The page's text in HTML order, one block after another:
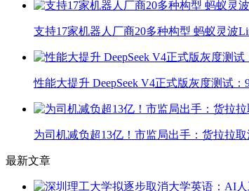
支持17家机器人厂商20多种构型 蚂蚁灵波
性能大提升 DeepSeek V4正式版灰度测试
为司机减负超13亿！市监局出手：货拉拉
最新文章